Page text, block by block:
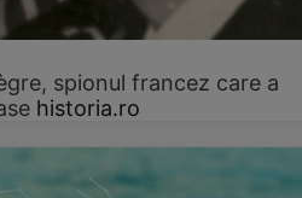
spionul francez care a
historia.ro